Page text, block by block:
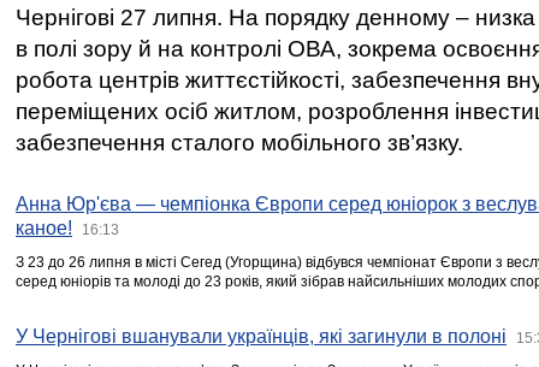
Чернігові 27 липня. На порядку денному –
в полі зору й на контролі ОВА, зокрема освоєння
робота центрів життєстійкості, забезпечення
переміщених осіб житлом, розроблення
забезпечення сталого мобільного зв’язку.
Анна Юр'єва — чемпіонка Європи серед юніорок з
каное!
16:13
З 23 до 26 липня в місті Сегед (Угорщина) відбувся чемпіонат Європи з
серед юніорів та молоді до 23 років, який зібрав найсильніших молодих
У Чернігові вшанували українців, які загинули в полоні